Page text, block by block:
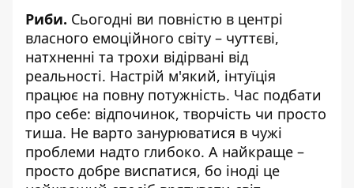
Риби. Сьогодні ви повністю в центрі
власного емоційного світу – чуттєві,
натхненні та трохи відірвані від
реальності. Настрій м'який, інтуїція
працює на повну потужність. Час подбати
про себе: відпочинок, творчість чи просто
тиша. Не варто занурюватися в чужі
проблеми надто глибоко. А найкраще –
просто добре виспатися, бо іноді це